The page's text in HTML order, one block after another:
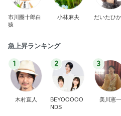
市川團十郎白
猿
小林麻央 だいたひ
急上昇ランキング
1
木村直人
2
BEYOOOOO
NDS
3
美川憲一